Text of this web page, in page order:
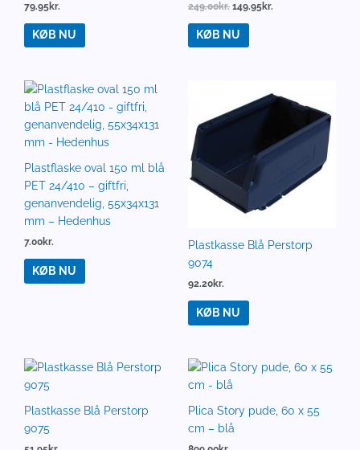
79.95kr.
KØB NU
249.00kr. 149.95kr.
KØB NU
Plastflaske oval 150 ml blå
PET 24/410 – giftfri,
genanvendelig, 55x34x131
mm – Hedenhus
7.00kr.
KØB NU
Plastkasse Blå Perstorp
9074
92.20kr.
KØB NU
Plastkasse Blå Perstorp
9075
Plica Story pude, 60 x 55
cm – blå